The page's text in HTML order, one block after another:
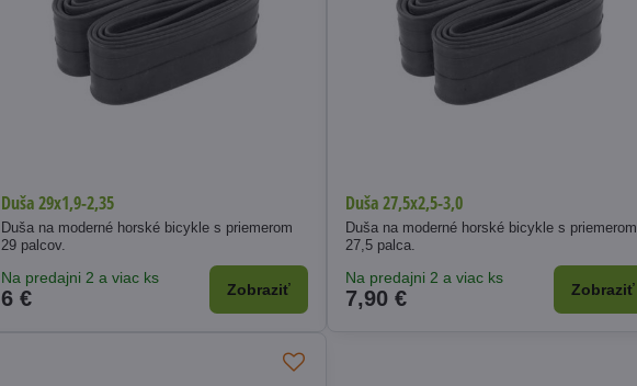
Duša 29x1,9-2,35
Duša na moderné horské bicykle s priemerom
29 palcov.
Na predajni 2 a viac ks
6 € Zobraziť
Duša 27,5x2,5-3,0
Duša na moderné horské bicykle s priemerom
27,5 palca.
Na predajni 2 a viac ks
7,90 € Zobraziť